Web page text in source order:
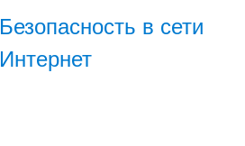
Безопасность в сети
Интернет